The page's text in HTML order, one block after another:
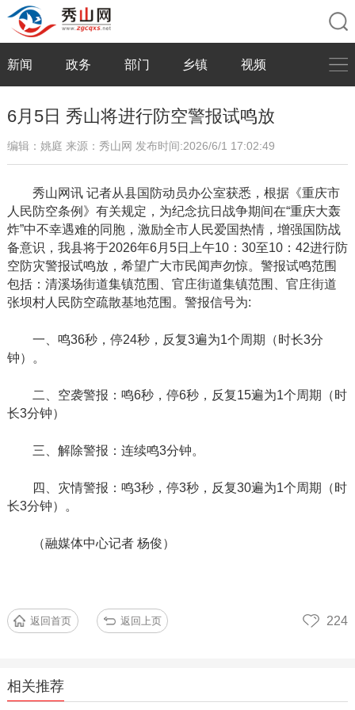
新闻 政务 部门 乡镇 视频
6月5日 秀山将进行防空警报试鸣放
编辑：姚庭 来源：秀山网 发布时间:2026/6/1 17:02:49
秀山网讯 记者从县国防动员办公室获悉，根据《重庆市
人民防空条例》有关规定，为纪念抗日战争期间在“重庆大轰
炸”中不幸遇难的同胞，激励全市人民爱国热情，增强国防战
备意识，我县将于2026年6月5日上午10：30至10：42进行防
空防灾警报试鸣放，希望广大市民闻声勿惊。警报试鸣范围
包括：清溪场街道集镇范围、官庄街道集镇范围、官庄街道
张坝村人民防空疏散基地范围。警报信号为:
一、鸣36秒，停24秒，反复3遍为1个周期（时长3分
钟）。
二、空袭警报：鸣6秒，停6秒，反复15遍为1个周期（时
长3分钟）
三、解除警报：连续鸣3分钟。
四、灾情警报：鸣3秒，停3秒，反复30遍为1个周期（时
长3分钟）。
（融媒体中心记者杨俊）
返回首页 返回上页 224
相关推荐